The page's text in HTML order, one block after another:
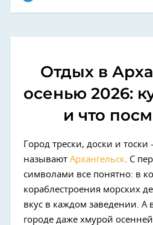
Отдых в
осенью 2026:
и что
Город трески, доски и
называют Архангельск. С
символами все понятно: в
кораблестроения морских
вкус в каждом заведении. А
городе даже хмурой